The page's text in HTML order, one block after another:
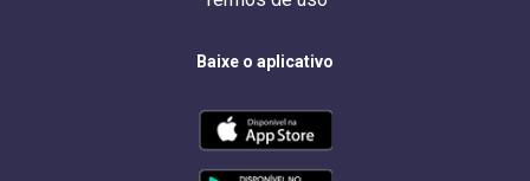
Baixe o aplicativo